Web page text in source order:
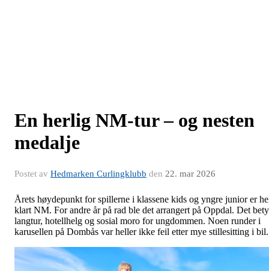
En herlig NM-tur – og nesten
medalje
Postet av Hedmarken Curlingklubb den 22. mar 2026
Årets høydepunkt for spillerne i klassene kids og yngre junior er
klart NM. For andre år på rad ble det arrangert på Oppdal. Det
langtur, hotellhelg og sosial moro for ungdommen. Noen runder i
karusellen på Dombås var heller ikke feil etter mye stillesitting i bil.